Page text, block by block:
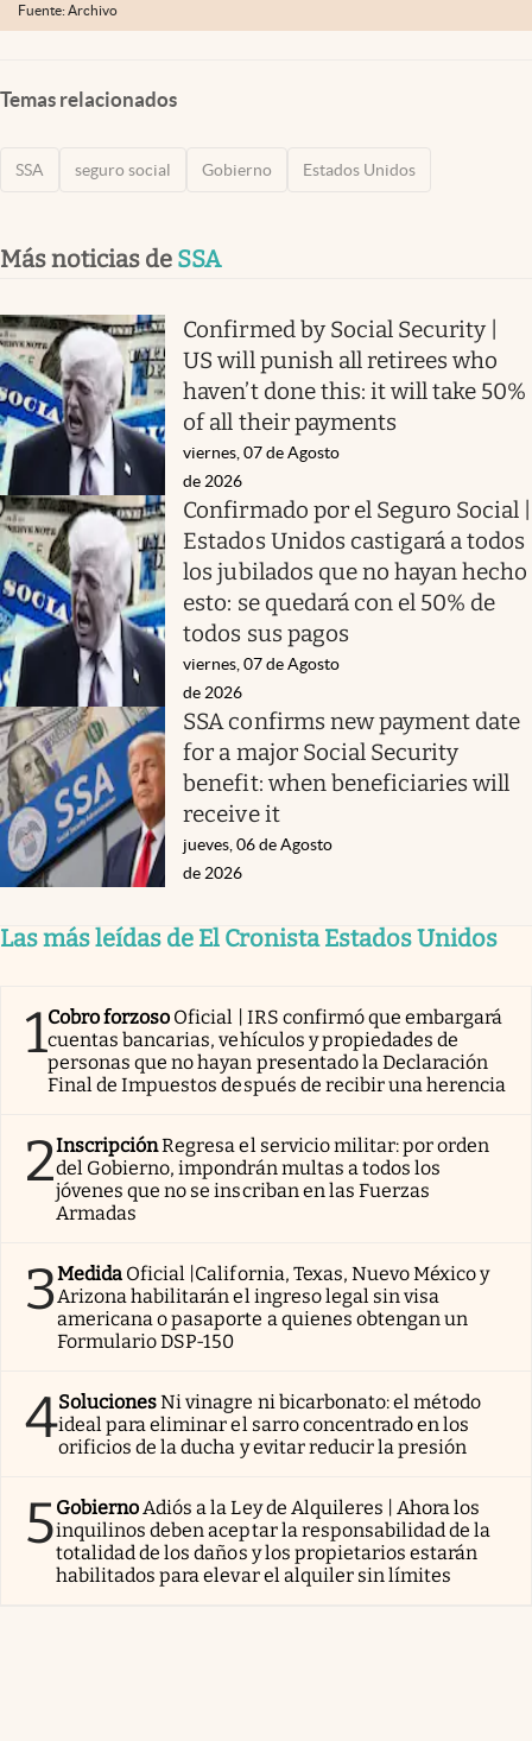
Fuente: Archivo
Temas relacionados
SSA seguro social Gobierno Estados Unidos
Más noticias de SSA
Confirmed by Social Security |
US will punish all retirees who
haven’t done this: it will take 50%
of all their payments
viernes, 07 de Agosto
de 2026
Confirmado por el Seguro Social |
Estados Unidos castigará a todos
los jubilados que no hayan hecho
esto: se quedará con el 50% de
todos sus pagos
viernes, 07 de Agosto
de 2026
SSA confirms new payment date
for a major Social Security
benefit: when beneficiaries will
receive it
jueves, 06 de Agosto
de 2026
Las más leídas de El Cronista Estados Unidos
1Cobro forzoso Oficial | IRS confirmó que embargará
cuentas bancarias, vehículos y propiedades de
personas que no hayan presentado la Declaración
Final de Impuestos después de recibir una herencia
2InscripciónRegresa el servicio militar: por orden
del Gobierno, impondrán multas a todos los
jóvenes que no se inscriban en las Fuerzas
Armadas
3Medida Oficial |California, Texas, Nuevo México y
Arizona habilitarán el ingreso legal sin visa
americana o pasaporte a quienes obtengan un
Formulario DSP-150
4SolucionesNi vinagre ni bicarbonato: el método
ideal para eliminar el sarro concentrado en los
orificios de la ducha y evitar reducir la presión
5GobiernoAdiós a la Ley de Alquileres | Ahora los
inquilinos deben aceptar la responsabilidad de la
totalidad de los daños y los propietarios estarán
habilitados para elevar el alquiler sin límites